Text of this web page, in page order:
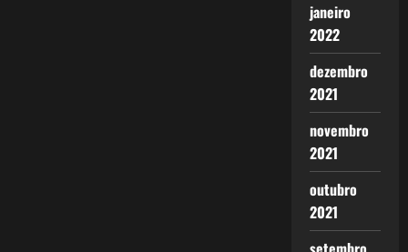
janeiro
2022
dezembro
2021
novembro
2021
outubro
2021